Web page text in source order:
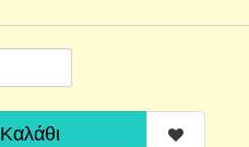
Καλάθι